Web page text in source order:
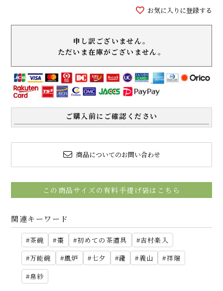
お気に入りに登録する
申し訳ございません。
ただいま在庫がございません。
ご購入前にご確認ください
商品についてのお問い合わせ
この商品サイズの有料手提げ袋はこちら
関連キーワード
茶碗 棗 初めての茶道具
吉村楽入
万能碗
風炉 七夕 瀧 義山
祥瑞
帛紗